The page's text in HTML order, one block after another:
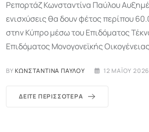
Ρεπορτάζ Κωνσταντίνα Παύλου
ενισχύσεις θα δουν φέτος περίπου
στην Κύπρο μέσω του Επιδόματος
Επιδόματος Μονογονεϊκής
BYΚΩΝΣΤΑΝΤΊΝΑ ΠΑΎΛΟΥ 12 ΜΑΪ́ΟΥ 2026
ΔΕΊΤΕ ΠΕΡΙΣΣΌΤΕΡΑ